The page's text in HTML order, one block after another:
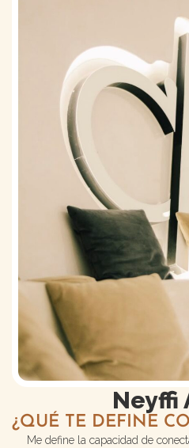
Neyffi
¿QUÉ TE DEFINE
Me define la capacidad de